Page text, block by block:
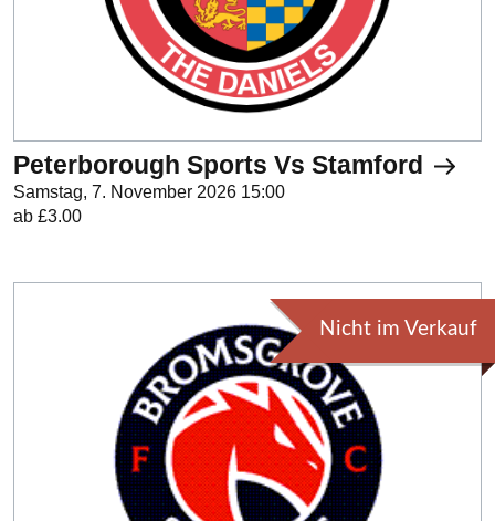
Peterborough Sports Vs Stamford
Samstag, 7. November 2026 15:00
ab £3.00
Nicht im Verkauf